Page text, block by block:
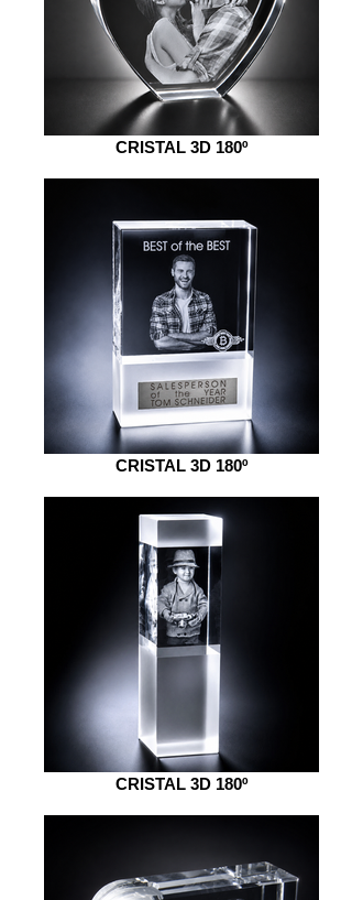
CRISTAL 3D 180º
CRISTAL 3D 180º
CRISTAL 3D 180º